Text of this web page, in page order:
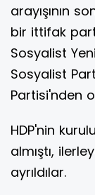
arayışının
bir ittifak
Sosyalist
Sosyalist
Partisi'nden
HDP'nin
almıştı,
ayrıldılar.